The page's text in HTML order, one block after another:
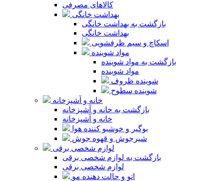
کالاهای مصرفی
بهداشت خانگی
بازگشت به بهداشت خانگی
بهداشت خانگی
اسکاچ و سیم ظرفشویی
مواد شوینده
بازگشت به مواد شوینده
مواد شوینده
شوینده ظروف
شوینده سطوح
خانه و آشپزخانه
بازگشت به خانه و آشپزخانه
خانه و آشپزخانه
بوگیر و خوشبو کننده هوا
شیرجوش و قهوه جوش
لوازم شخصی برقی
بازگشت به لوازم شخصی برقی
لوازم شخصی برقی
اتو و حالت دهنده مو